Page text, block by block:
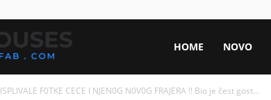
HOME NOVO
lSPLlVALE F0TKE CECE I NJEN0G N0V0G FRAJERA !! Bio je čest gost...